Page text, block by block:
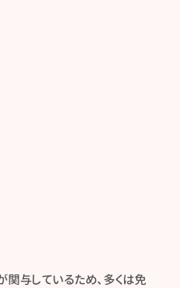
与しているため、多くは免